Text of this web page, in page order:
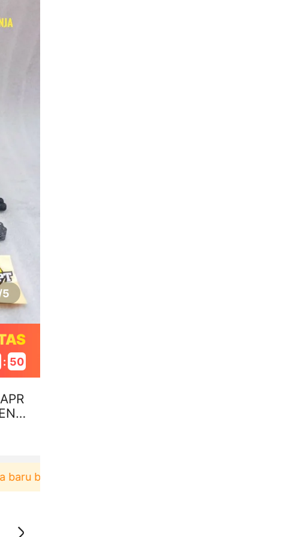
5
: 49
berbelanja di aplikasi Akulaku bisa dapat voucher